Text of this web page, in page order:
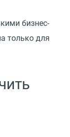
бизнес-
только для